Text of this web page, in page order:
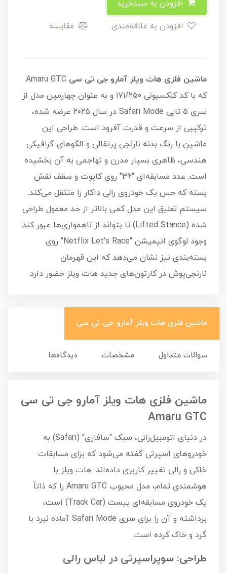
مقایسه
ماشین فلزی هات ویلز آمارو جی تی سی Amaru GTC
که با کد کلکسیونی ۱۷۱/۲۵۰ و به عنوان چهارمین مدل از
سری ۵ تایی Safari Mode در سال ۲۰۲۵ عرضه شده،
ترکیبی از سرعت و قدرت آفرود است. طراحی این
ماشین با رنگ بدنه نارنجی پرتقالی و الگوهای گرافیکی
هندسی، ظاهری بسیار مدرن و تهاجمی به آن بخشیده
است. عدد مسابقه‌ای "36" روی کاپوت و سقف نقش
بسته که حس یک خودروی رالی داکار را منتقل می‌کند.
سیستم تعلیق این مدل کمی بالاتر از حد معمول طراحی
شده (Lifted Stance) تا بتواند از ناهمواری‌ها عبور کند.
وجود لوگوی انیمیشن "Netflix Let's Race" روی
بسته‌بندی نیز نشان می‌دهد که این قهرمان
نارنجی‌پوش در کارتون‌های جدید هات ویلز حضور دارد.
ماشین فلزی هات ویلز آمارو جی تی سی
سوالات متداول مشخصات دیدگاه‌ها
ماشین فلزی هات ویلز آمارو جی تی سی
Amaru GTC
در دنیای اتومبیل‌رانی، سبک "سافاری" (Safari) به
خودروهای اسپرتی گفته می‌شود که برای مسابقات
خاکی و رالی تغییر کاربری داده‌اند. هات ویلز با
هوشمندی تمام، مدل محبوب Amaru GTC را که ذاتاً
یک خودروی مسابقه‌ای پیست (Track Car) است،
برداشته و آن را برای سری Safari Mode آماده نبرد با
گرد و خاک کرده است.
طراحی: سوپراسپرتی در لباس رالی